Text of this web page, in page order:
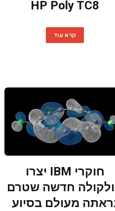
HP Poly TC8
קרא עוד
חוקרי IBM יצרו
חדשה שטרם
מעולם בסיוע